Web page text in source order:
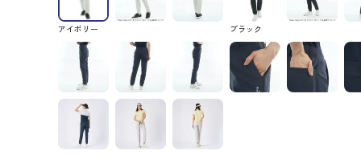
アイボリー ブラック